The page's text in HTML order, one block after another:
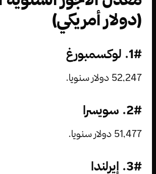
(دولار أمريكي)
1#. لوكسمبورغ
52,247 دولار سنويا.
2#. سويسرا
51,477 دولار سنويا.
3#. إيرلندا